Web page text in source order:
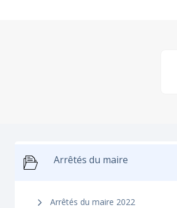
Arrêtés du maire
Arrêtés du maire 2022